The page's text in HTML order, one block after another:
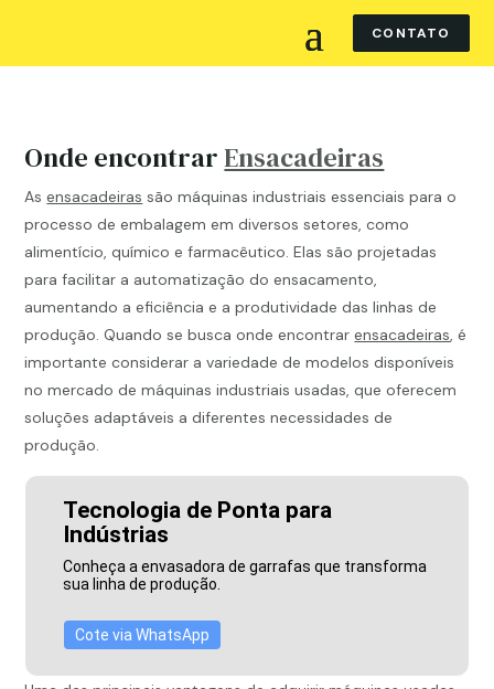
CONTATO
Onde encontrarEnsacadeiras
Asensacadeiras são máquinas industriais essenciais para o
processo de embalagem em diversos setores, como
alimentício, químico e farmacêutico. Elas são projetadas
para facilitar a automatização do ensacamento,
aumentando a eficiência e a produtividade das linhas de
produção. Quando se busca onde encontrarensacadeiras, é
importante considerar a variedade de modelos disponíveis
no mercado de máquinas industriais usadas, que oferecem
soluções adaptáveis a diferentes necessidades de
produção.
Tecnologia de Ponta para
Indústrias
Conheça a envasadora de garrafas que transforma
sua linha de produção.
Cote via WhatsApp